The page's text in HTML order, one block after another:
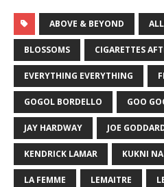
ABOVE & BEYOND
BLOSSOMS CIGARETTES
EVERYTHING EVERYTHING
GOGOL BORDELLO GOO
JAY HARDWAY JOE
KENDRICK LAMAR KUKNI
LA FEMME LEMAITRE